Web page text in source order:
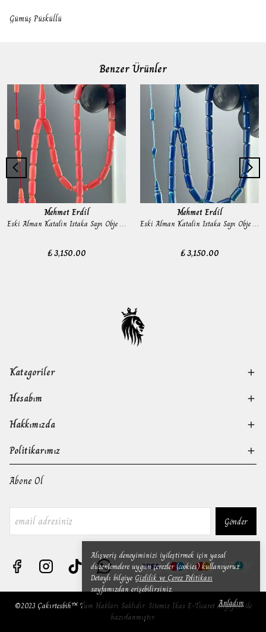
Alışveriş deneyiminizi iyileştirmek için yasal
düzenlemelere uygun çerezler (cookies) kullanıyoruz.
Detaylı bilgiye Gizlilik ve Çerez Politikası
sayfamızdan erişebilirsiniz.
Anladım
Gümüş Püsküllü
Benzer Ürünler
Mehmet Erdil
Eski Alman Katalin Istaka Sapı Obje Tesbih
₺ 3,150.00
Mehmet Erdil
Eski Alman Katalin Istaka Sapı Obje Tesbih
₺ 3,150.00
Kategoriler
Hesabım
Hakkımızda
Politikarımız
Abone Ol
Gönder
©2023 Çakırtesbih™ Tüm Hakları Saklıdır. Sitemiz İkas E-Ticaret altyapısı ile
hazırlanmıştır.